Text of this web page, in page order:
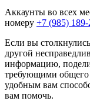
Аккаунты во всех
номеру +7 (985)
Если вы
другой
информацию,
требующими
удобным вам
вам помочь.